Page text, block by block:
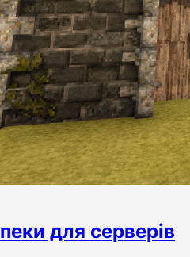
для серверів